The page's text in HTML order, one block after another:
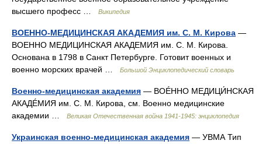
высшего професс …
Википедия
ВОЕННО-МЕДИЦИНСКАЯ АКАДЕМИЯ им. С. М. Кирова —
ВОЕННО МЕДИЦИНСКАЯ АКАДЕМИЯ им. С. М. Кирова.
Основана в 1798 в Санкт Петербурге. Готовит военных и
военно морских врачей …
Большой Энциклопедический словарь
Военно-медицинская академия — BOÉHHO МЕДИЦИ́НСКАЯ
АКАДÉМИЯ им. С. М. Кирова, см. Военно медицинские
академии …
Великая Отечественная война 1941-1945: энциклопедия
Украинская военно-медицинская академия — УВМА Тип